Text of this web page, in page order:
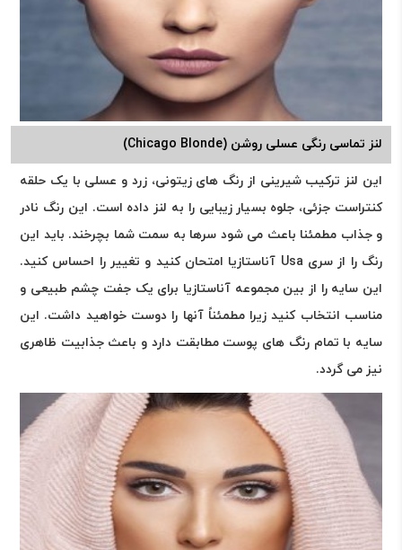
لنز تماسی رنگی عسلی روشن (Chicago Blonde)
این لنز ترکیب شیرینی از رنگ های زیتونی، زرد و عسلی با یک حلقه
کنتراست جزئی، جلوه بسیار زیبایی را به لنز داده است. این رنگ نادر
و جذاب مطمئنا باعث می شود سرها به سمت شما بچرخند. باید این
رنگ را از سری Usa آناستازیا امتحان کنید و تغییر را احساس کنید.
این سایه را از بین مجموعه آناستازیا برای یک جفت چشم طبیعی و
مناسب انتخاب کنید زیرا مطمئناً آنها را دوست خواهید داشت. این
سایه با تمام رنگ های پوست مطابقت دارد و باعث جذابیت ظاهری
نیز می گردد.